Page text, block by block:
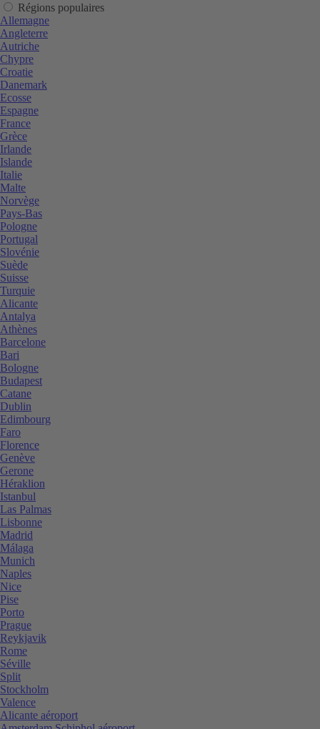
Régions populaires
Allemagne
Angleterre
Autriche
Chypre
Croatie
Danemark
Ecosse
Espagne
France
Grèce
Irlande
Islande
Italie
Malte
Norvège
Pays-Bas
Pologne
Portugal
Slovénie
Suède
Suisse
Turquie
Alicante
Antalya
Athènes
Barcelone
Bari
Bologne
Budapest
Catane
Dublin
Edimbourg
Faro
Florence
Genève
Gerone
Héraklion
Istanbul
Las Palmas
Lisbonne
Madrid
Málaga
Munich
Naples
Nice
Pise
Porto
Prague
Reykjavik
Rome
Séville
Split
Stockholm
Valence
Alicante aéroport